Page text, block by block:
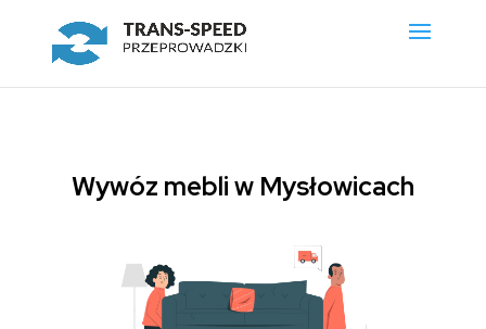
Wywóz mebli w Mysłowicach